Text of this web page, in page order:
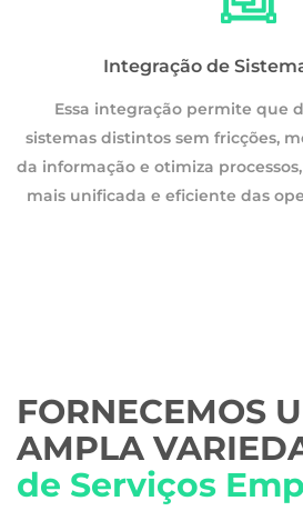
Integração de
Essa integração permite que
sistemas distintos sem fricções,
da informação e otimiza
mais unificada e eficiente das
FORNECEMOS
AMPLA
de Serviços